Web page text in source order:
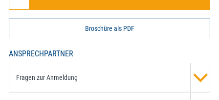
Broschüre als PDF
ANSPRECHPARTNER
Fragen zur Anmeldung